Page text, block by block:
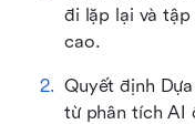
đi lặp lại và
cao.
Quyết định
từ phân tích AI